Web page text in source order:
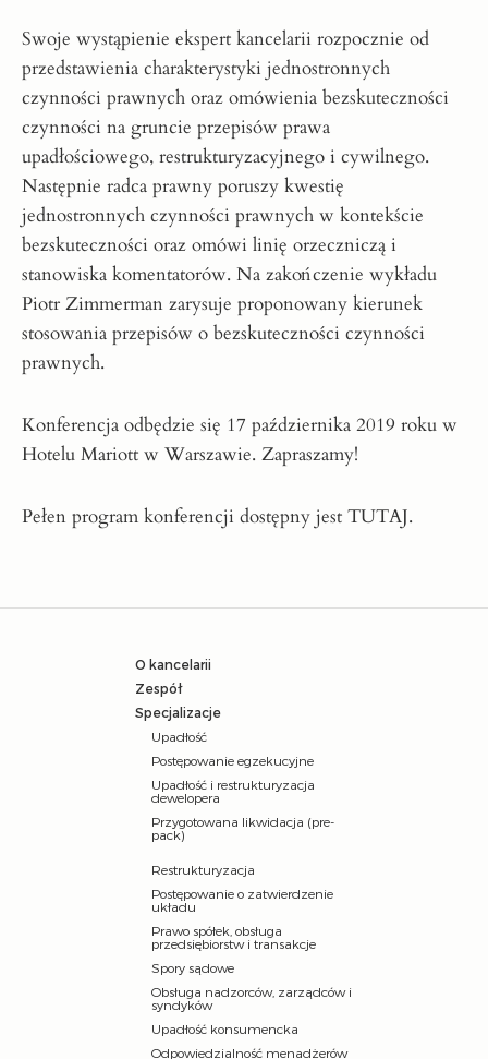
Swoje wystąpienie ekspert kancelarii rozpocznie od
przedstawienia charakterystyki jednostronnych
czynności prawnych oraz omówienia bezskuteczności
czynności na gruncie przepisów prawa
upadłościowego, restrukturyzacyjnego i cywilnego.
Następnie radca prawny poruszy kwestię
jednostronnych czynności prawnych w kontekście
bezskuteczności oraz omówi linię orzeczniczą i
stanowiska komentatorów. Na zakończenie wykładu
Piotr Zimmerman zarysuje proponowany kierunek
stosowania przepisów o bezskuteczności czynności
prawnych.
Konferencja odbędzie się 17 października 2019 roku w
Hotelu Mariott w Warszawie. Zapraszamy!
Pełen program konferencji dostępny jest TUTAJ.
O kancelarii
Zespół
Specjalizacje
Upadłość
Postępowanie egzekucyjne
Upadłość i restrukturyzacja
dewelopera
Przygotowana likwidacja (pre-
pack)
Restrukturyzacja
Postępowanie o zatwierdzenie
układu
Prawo spółek, obsługa
przedsiębiorstw i transakcje
Spory sądowe
Obsługa nadzorców, zarządców i
syndyków
Upadłość konsumencka
Odpowiedzialność menadżerów